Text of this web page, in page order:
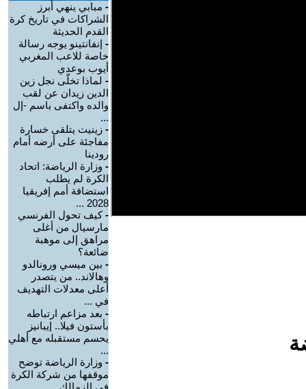
- مبابي ينهي أبرز
الشراكات في تاريخ كرة
القدم الحديثة
- إنفانتينو يوجه رسالة
خاصة للاعب المغربي
أيوب بوعدي
- لماذا تخلّى نجل زين
الدين زيدان عن لقب
والده واكتفى باسم -إل
...
- زينيت يتلقى خسارة
مفاجئة على أرضه أمام
رودينا
- وزارة الرياضة: اتحاد
الكرة لم يطلب
استضافة أمم إفريقيا
2028 ...
-كيف تحول الفرنسي
مارسيال من أغلى
مراهق إلى موهبة
ضائعة؟
- بين ميسي ورونالدو
وهالاند.. من يتصدر
أعلى معدلات التهديف
في ...
- بعد مزاعم ارتباطه
بأستون فيلا.. إيبانيز
يحسم مستقبله مع أهلي
...
- وزارة الرياضة توضح
موقفها من شركة الكرة
في الزمالك